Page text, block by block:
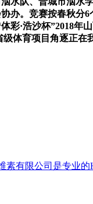
办。竞赛按春秋分
彩·浩沙杯”2018
体育项目角逐正
有限公司是专业